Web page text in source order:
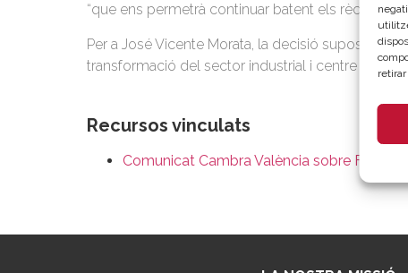
“que ens permetrà continuar batent els rècords
Per a José Vicente Morata, la decisió suposa un
transformació del sector industrial i centre
Recursos vinculats
Comunicat Cambra València sobre Ford